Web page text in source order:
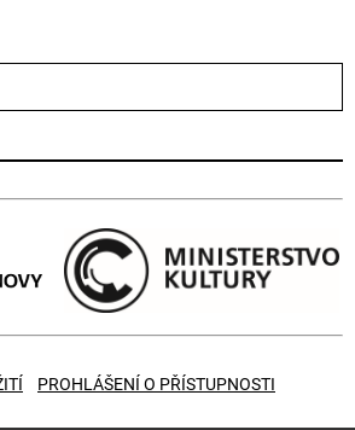
PROHLÁŠENÍ O PŘÍSTUPNOSTI